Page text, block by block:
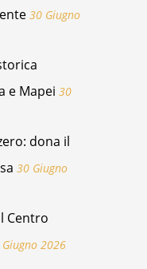
30 Giugno
e Mapei 30
dona il
30 Giugno
Centro
2026